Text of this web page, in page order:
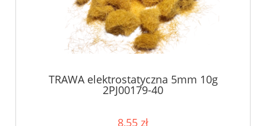
TRAWA elektrostatyczna 5mm 10g
2PJ00179-40
8,55 zł